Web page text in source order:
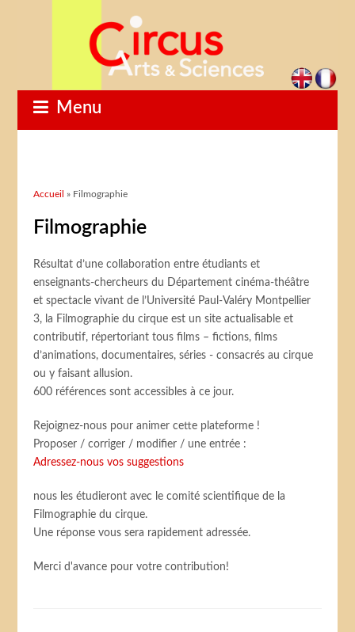
Menu
Vous êtes ici
Accueil » Filmographie
Filmographie
Résultat d’une collaboration entre étudiants et
enseignants-chercheurs du Département cinéma-théâtre
et spectacle vivant de l’Université Paul-Valéry Montpellier
3, la Filmographie du cirque est un site actualisable et
contributif, répertoriant tous films – fictions, films
d’animations, documentaires, séries - consacrés au cirque
ou y faisant allusion.
600 références sont accessibles à ce jour.
Rejoignez-nous pour animer cette plateforme !
Proposer / corriger / modifier / une entrée :
Adressez-nous vos suggestions
nous les étudieront avec le comité scientifique de la
Filmographie du cirque.
Une réponse vous sera rapidement adressée.
Merci d'avance pour votre contribution!